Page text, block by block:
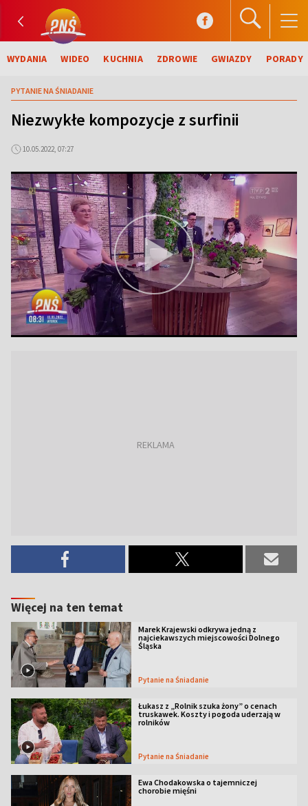
WYDANIA WIDEO KUCHNIA ZDROWIE GWIAZDY PORADY
PYTANIE NA ŚNIADANIE
Niezwykłe kompozycje z surfinii
10.05.2022, 07:27
Więcej na ten temat
Marek Krajewski odkrywa jedną z
najciekawszych miejscowości Dolnego
Śląska
Pytanie na Śniadanie
Łukasz z „Rolnik szuka żony” o cenach
truskawek. Koszty i pogoda uderzają w
rolników
Pytanie na Śniadanie
Ewa Chodakowska o tajemniczej
chorobie mięśni